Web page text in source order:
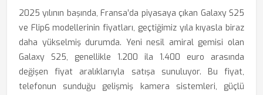
2025 yılının başında, Fransa’da piyasaya çıkan Galaxy S25
ve Flip6 modellerinin fiyatları, geçtiğimiz yıla kıyasla biraz
daha yükselmiş durumda. Yeni nesil amiral gemisi olan
Galaxy S25, genellikle 1.200 ila 1.400 euro arasında
değişen fiyat aralıklarıyla satışa sunuluyor. Bu fiyat,
telefonun sunduğu gelişmiş kamera sistemleri, güçlü